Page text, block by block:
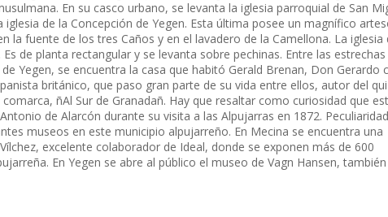
En su casco urbano, se levanta la iglesia parroquial de San
iglesia de la Concepción de Yegen. Esta última posee un magnífico
la fuente de los tres Caños y en el lavadero de la Camellona. La iglesia
de planta rectangular y se levanta sobre pechinas. Entre las estrechas
Yegen, se encuentra la casa que habitó Gerald Brenan, Don Gerardo
británico, que paso gran parte de su vida entre ellos, autor del
ñAl Sur de Granadañ. Hay que resaltar como curiosidad que
de Alarcón durante su visita a las Alpujarras en 1872.
museos en este municipio alpujarreño. En Mecina se encuentra una
excelente colaborador de Ideal, donde se exponen más de 600
En Yegen se abre al público el museo de Vagn Hansen,